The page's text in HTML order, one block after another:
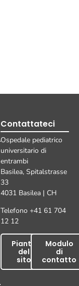
Contattateci
Ospedale pediatrico
universitario di
entrambi
Basilea, Spitalstrasse
33
4031 Basilea | CH
Telefono +41 61 704
12 12
Pianta
del
sito
Modulo
di
contatto